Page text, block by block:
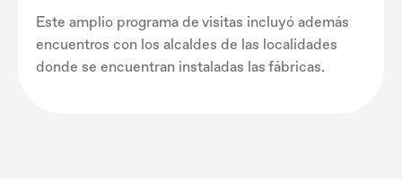
Este amplio programa de visitas incluyó además
encuentros con los alcaldes de las localidades
donde se encuentran instaladas las fábricas.